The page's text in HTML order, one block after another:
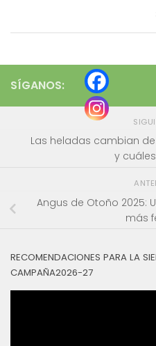
SÍGANOS:
Las heladas cambian
y
Angus de Otoño 2025:
más
RECOMENDACIONES PARA LA
CAMPAÑA2026-27